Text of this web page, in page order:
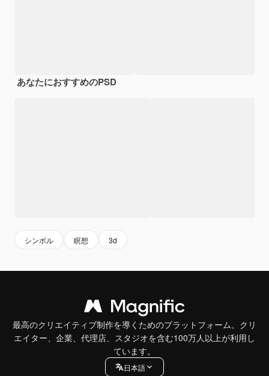
あなたにおすすめのPSD
シンボル 瞑想 3d
最高のクリエイティブ制作を導くためのプラットフォーム。クリ
エイター、企業、代理店、スタジオを含む100万人以上が利用し
ています。
日本語